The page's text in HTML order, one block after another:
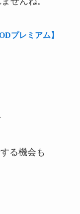
プレミアム】
る機会も